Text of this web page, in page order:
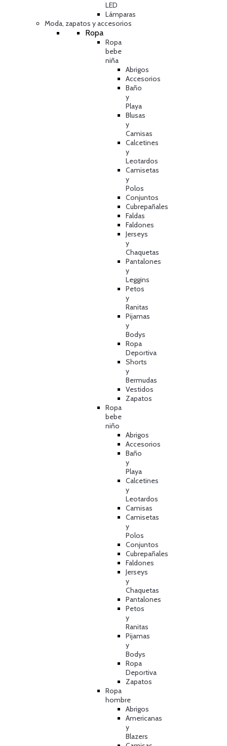
LED
Lámparas
Moda, zapatos y accesorios
Ropa
Ropa
bebe
niña
Abrigos
Accesorios
Baño
y
Playa
Blusas
y
Camisas
Calcetines
y
Leotardos
Camisetas
y
Polos
Conjuntos
Cubrepañales
Faldas
Faldones
Jerseys
y
Chaquetas
Pantalones
y
Leggins
Petos
y
Ranitas
Pijamas
y
Bodys
Ropa
Deportiva
Shorts
y
Bermudas
Vestidos
Zapatos
Ropa
bebe
niño
Abrigos
Accesorios
Baño
y
Playa
Calcetines
y
Leotardos
Camisas
Camisetas
y
Polos
Conjuntos
Cubrepañales
Faldones
Jerseys
y
Chaquetas
Pantalones
Petos
y
Ranitas
Pijamas
y
Bodys
Ropa
Deportiva
Zapatos
Ropa
hombre
Abrigos
Americanas
y
Blazers